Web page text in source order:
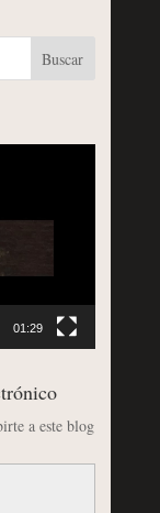
01:29
a este blog